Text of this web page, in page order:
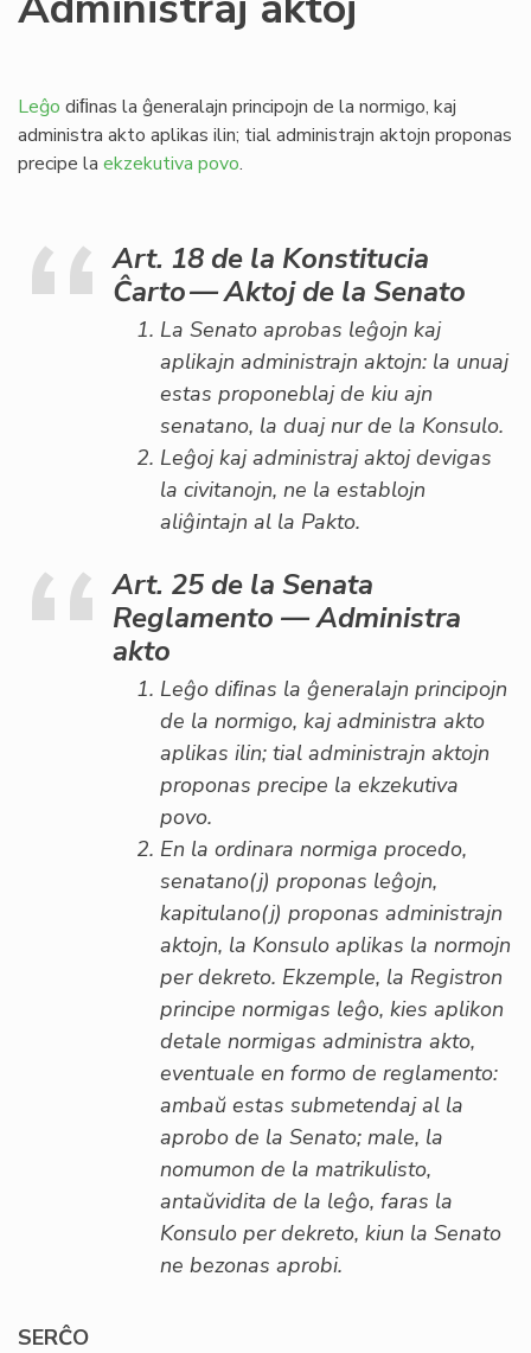
Leĝo diﬁnas la ĝeneralajn principojn de la normigo, kaj
administra akto aplikas ilin; tial administrajn aktojn proponas
precipe la ekzekutiva povo.
Art. 18 de la Konstitucia
Ĉarto — Aktoj de la Senato
La Senato aprobas leĝojn kaj
aplikajn administrajn aktojn: la unuaj
estas proponeblaj de kiu ajn
senatano, la duaj nur de la Konsulo.
Leĝoj kaj administraj aktoj devigas
la civitanojn, ne la establojn
aliĝintajn al la Pakto.
Art. 25 de la Senata
Reglamento — Administra
akto
Leĝo diﬁnas la ĝeneralajn principojn
de la normigo, kaj administra akto
aplikas ilin; tial administrajn aktojn
proponas precipe la ekzekutiva
povo.
En la ordinara normiga procedo,
senatano(j) proponas leĝojn,
kapitulano(j) proponas administrajn
aktojn, la Konsulo aplikas la normojn
per dekreto. Ekzemple, la Registron
principe normigas leĝo, kies aplikon
detale normigas administra akto,
eventuale en formo de reglamento:
ambaŭ estas submetendaj al la
aprobo de la Senato; male, la
nomumon de la matrikulisto,
antaŭvidita de la leĝo, faras la
Konsulo per dekreto, kiun la Senato
ne bezonas aprobi.
SERĈO